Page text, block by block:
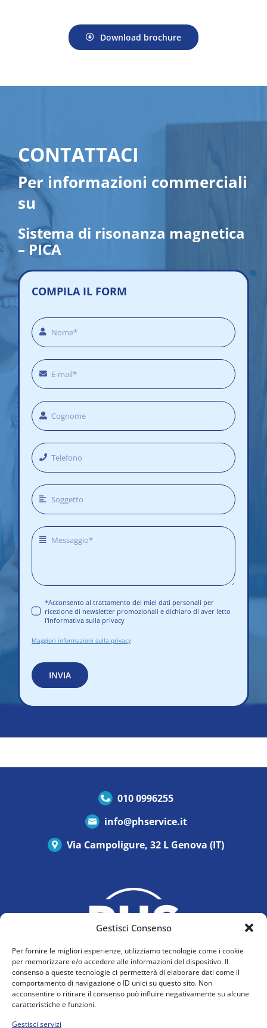
Gestisci Consenso
Per fornire le migliori esperienze, utilizziamo tecnologie come i cookie
per memorizzare e/o accedere alle informazioni del dispositivo. Il
consenso a queste tecnologie ci permetterà di elaborare dati come il
comportamento di navigazione o ID unici su questo sito. Non
acconsentire o ritirare il consenso può influire negativamente su alcune
caratteristiche e funzioni.
Gestisci servizi
Download brochure
CONTATTACI
Per informazioni commerciali
su
Sistema di risonanza magnetica
– PICA
COMPILA IL FORM
*Acconsento al trattamento dei miei dati personali per
ricezione di newsletter promozionali e dichiaro di aver letto
l'informativa sulla privacy
Maggiori informazioni sulla privacy
INVIA
010 0996255
info@phservice.it
Via Campoligure, 32 L Genova (IT)
Privacy Policy